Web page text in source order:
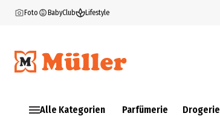
Foto BabyClub Lifestyle
Alle Kategorien Parfümerie Drogerie